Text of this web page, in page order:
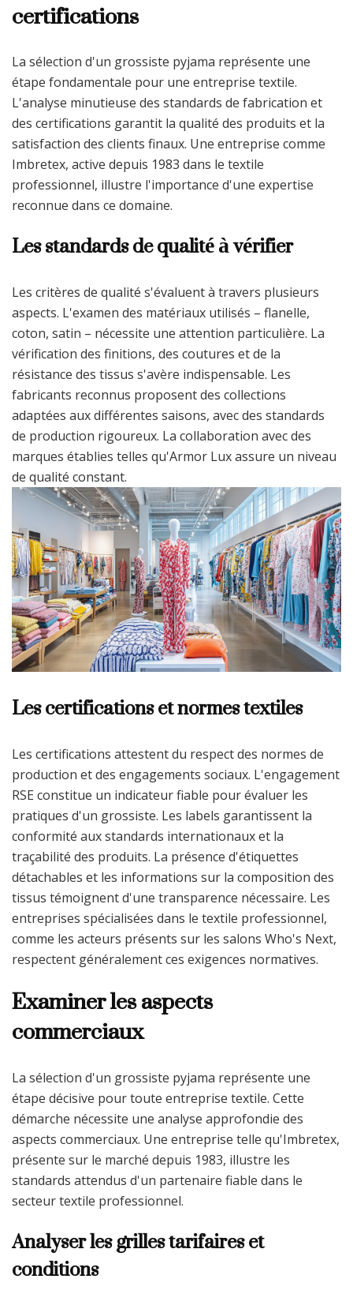
certifications
La sélection d'un grossiste pyjama représente une
étape fondamentale pour une entreprise textile.
L'analyse minutieuse des standards de fabrication et
des certifications garantit la qualité des produits et la
satisfaction des clients finaux. Une entreprise comme
Imbretex, active depuis 1983 dans le textile
professionnel, illustre l'importance d'une expertise
reconnue dans ce domaine.
Les standards de qualité à vérifier
Les critères de qualité s'évaluent à travers plusieurs
aspects. L'examen des matériaux utilisés – flanelle,
coton, satin – nécessite une attention particulière. La
vérification des finitions, des coutures et de la
résistance des tissus s'avère indispensable. Les
fabricants reconnus proposent des collections
adaptées aux différentes saisons, avec des standards
de production rigoureux. La collaboration avec des
marques établies telles qu'Armor Lux assure un niveau
de qualité constant.
Les certifications et normes textiles
Les certifications attestent du respect des normes de
production et des engagements sociaux. L'engagement
RSE constitue un indicateur fiable pour évaluer les
pratiques d'un grossiste. Les labels garantissent la
conformité aux standards internationaux et la
traçabilité des produits. La présence d'étiquettes
détachables et les informations sur la composition des
tissus témoignent d'une transparence nécessaire. Les
entreprises spécialisées dans le textile professionnel,
comme les acteurs présents sur les salons Who's Next,
respectent généralement ces exigences normatives.
Examiner les aspects
commerciaux
La sélection d'un grossiste pyjama représente une
étape décisive pour toute entreprise textile. Cette
démarche nécessite une analyse approfondie des
aspects commerciaux. Une entreprise telle qu'Imbretex,
présente sur le marché depuis 1983, illustre les
standards attendus d'un partenaire fiable dans le
secteur textile professionnel.
Analyser les grilles tarifaires et
conditions